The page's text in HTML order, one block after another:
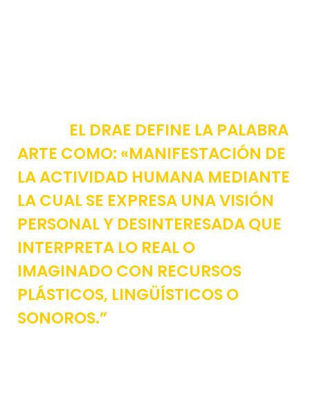
EL DRAE DEFINE LA PALABRA
ARTE COMO: «MANIFESTACIÓN DE
LA ACTIVIDAD HUMANA MEDIANTE
LA CUAL SE EXPRESA UNA VISIÓN
PERSONAL Y DESINTERESADA QUE
INTERPRETA LO REAL O
IMAGINADO CON RECURSOS
PLÁSTICOS, LINGÜÍSTICOS O
SONOROS.”